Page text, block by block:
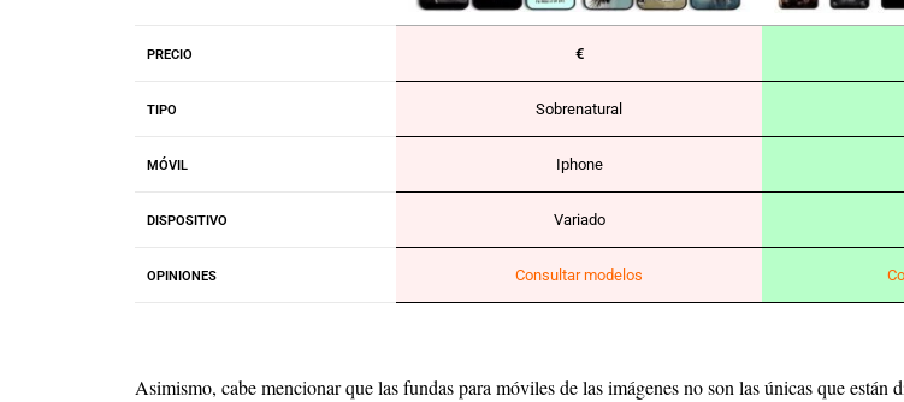
PRECIO €
TIPO Sobrenatural
MÓVIL Iphone
DISPOSITIVO Variado
OPINIONES Consultar modelos
Asimismo, cabe mencionar que las fundas para móviles de las imágenes no son las únicas que